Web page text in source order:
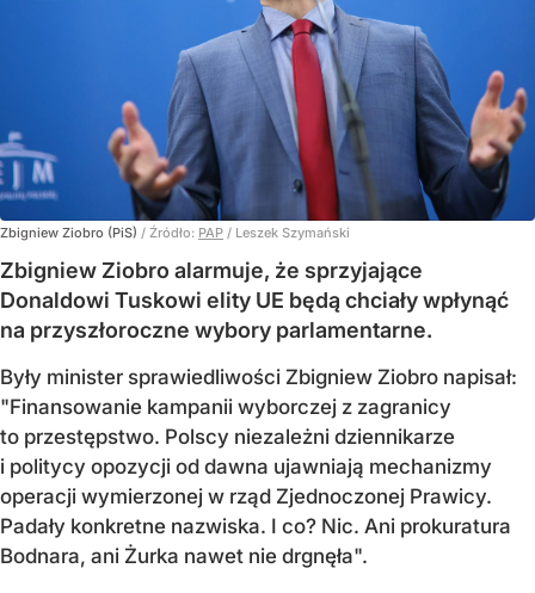
Zbigniew Ziobro (PiS) / Źródło: PAP / Leszek Szymański
Zbigniew Ziobro alarmuje, że sprzyjające
Donaldowi Tuskowi elity UE będą chciały wpłynąć
na przyszłoroczne wybory parlamentarne.
Były minister sprawiedliwości Zbigniew Ziobro napisał:
"Finansowanie kampanii wyborczej z zagranicy
to przestępstwo. Polscy niezależni dziennikarze
i politycy opozycji od dawna ujawniają mechanizmy
operacji wymierzonej w rząd Zjednoczonej Prawicy.
Padały konkretne nazwiska. I co? Nic. Ani prokuratura
Bodnara, ani Żurka nawet nie drgnęła".